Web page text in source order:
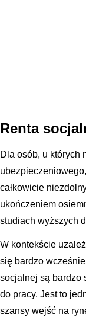
Renta
Dla osób, u których
całkowicie
ukończeniem
studiach wyższych
W kontekście
się bardzo
socjalnej są bardzo
do pracy. Jest to
szansy wejść na